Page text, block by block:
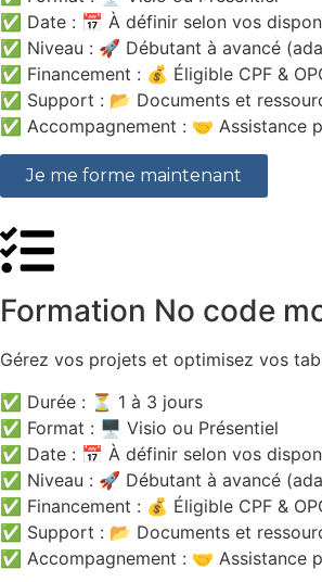
✅ Date : 📅 À définir selon vos
✅ Niveau : 🚀 Débutant à avancé
✅ Financement : 💰 Éligible CPF &
✅ Support : 📂 Documents et
✅ Accompagnement : 🤝 Assistance
Je me forme maintenant
Formation No code
Gérez vos projets et optimisez vos
✅ Durée : ⏳ 1 à 3 jours
✅ Format : 🖥️ Visio ou Présentiel
✅ Date : 📅 À définir selon vos
✅ Niveau : 🚀 Débutant à avancé
✅ Financement : 💰 Éligible CPF &
✅ Support : 📂 Documents et
✅ Accompagnement : 🤝 Assistance